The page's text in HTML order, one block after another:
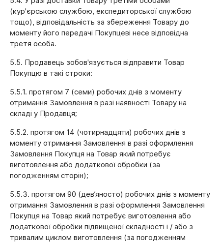
(кур'єрською службою, експедиторської службою
тощо), відповідальність за збереження Товару до
моменту його передачі Покупцеві несе відповідна
третя особа.
5.5. Продавець зобов'язується відправити Товар
Покупцю в такі строки:
5.5.1. протягом 7 (семи) робочих днів з моменту
отримання Замовлення в разі наявності Товару на
складі у Продавця;
5.5.2. протягом 14 (чотирнадцяти) робочих днів з
моменту отримання Замовлення в разі оформлення
Замовлення Покупця на Товар який потребує
виготовлення або додаткової обробки (за
погодженням сторін);
5.5.3. протягом 90 (дев’яносто) робочих днів з моменту
отримання Замовлення в разі оформлення Замовлення
Покупця на Товар який потребує виготовлення або
додаткової обробки підвищеної складності і / або з
тривалим циклом виготовлення (за погодженням